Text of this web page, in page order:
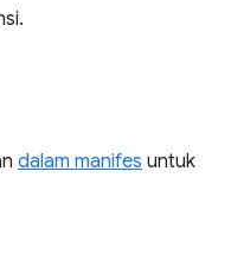
dalam manifes untuk